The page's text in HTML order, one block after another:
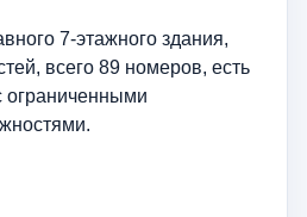
7-этажного здания,
всего 89 номеров, есть
ограниченными